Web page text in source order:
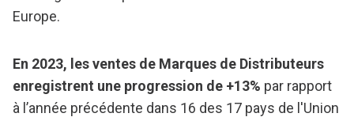
Europe.
En 2023, les ventes de Marques de Distributeurs
enregistrent une progression de +13% par rapport
à l’année précédente dans 16 des 17 pays de l'Union